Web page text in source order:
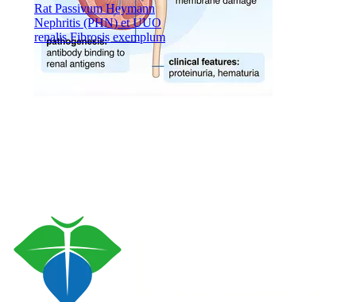
Rat Passivum Heymann
Nephritis (PHN) et UUO
renalis Fibrosis exemplum